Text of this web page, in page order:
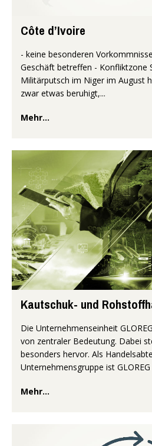
Côte d’Ivoire
- keine besonderen
Geschäft betreffen - Konfliktzone
Militärputsch im Niger im August
zwar etwas beruhigt,...
Mehr...
Kautschuk- und
Die Unternehmenseinheit
von zentraler Bedeutung. Dabei
besonders hervor. Als
Unternehmensgruppe ist GLOREG
Mehr...